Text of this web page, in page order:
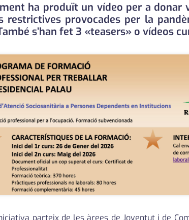
ha produït un vídeo per a
restrictives provocades per la
s’han fet 3 «teasers» o vídeos
parteix de les àrees de Joventut i de